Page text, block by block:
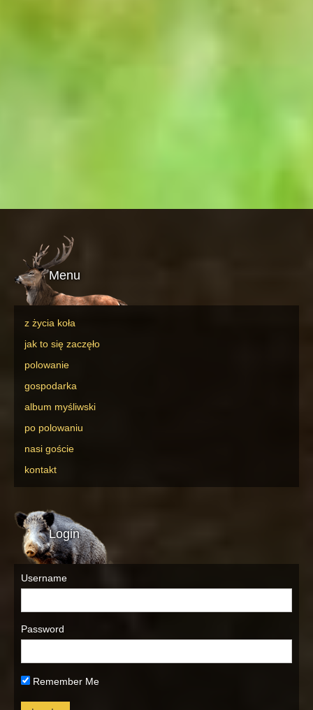
Menu
z życia koła
jak to się zaczęło
polowanie
gospodarka
album myśliwski
po polowaniu
nasi goście
kontakt
Login
Username
Password
Remember Me